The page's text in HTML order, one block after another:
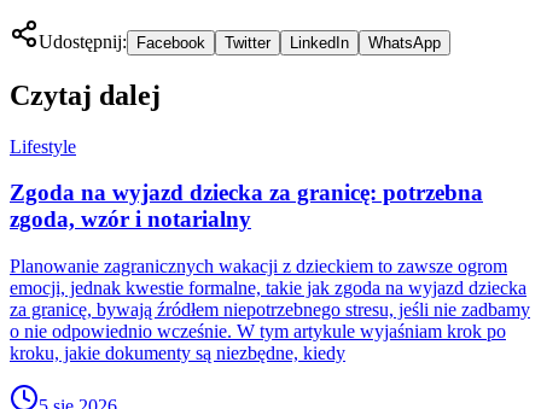
Udostępnij: Facebook Twitter LinkedIn WhatsApp
Czytaj dalej
Lifestyle
Zgoda na wyjazd dziecka za granicę: potrzebna
zgoda, wzór i notarialny
Planowanie zagranicznych wakacji z dzieckiem to zawsze ogrom
emocji, jednak kwestie formalne, takie jak zgoda na wyjazd dziecka
za granicę, bywają źródłem niepotrzebnego stresu, jeśli nie zadbamy
o nie odpowiednio wcześnie. W tym artykule wyjaśniam krok po
kroku, jakie dokumenty są niezbędne, kiedy